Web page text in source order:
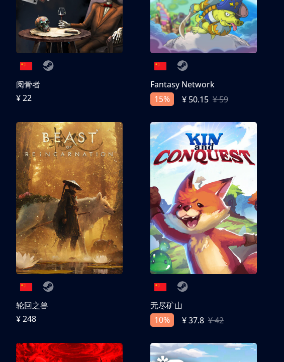
阅骨者
¥ 22
Fantasy Network
15%
¥ 50.15 ¥ 59
轮回之兽
¥ 248
无尽矿山
10%
¥ 37.8 ¥ 42